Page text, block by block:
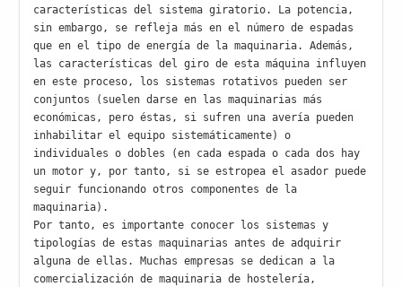
características del sistema giratorio. La potencia,
sin embargo, se refleja más en el número de espadas
que en el tipo de energía de la maquinaria. Además,
las características del giro de esta máquina influyen
en este proceso, los sistemas rotativos pueden ser
conjuntos (suelen darse en las maquinarias más
económicas, pero éstas, si sufren una avería pueden
inhabilitar el equipo sistemáticamente) o
individuales o dobles (en cada espada o cada dos hay
un motor y, por tanto, si se estropea el asador puede
seguir funcionando otros componentes de la
maquinaria).
Por tanto, es importante conocer los sistemas y
tipologías de estas maquinarias antes de adquirir
alguna de ellas. Muchas empresas se dedican a la
comercialización de maquinaria de hostelería,